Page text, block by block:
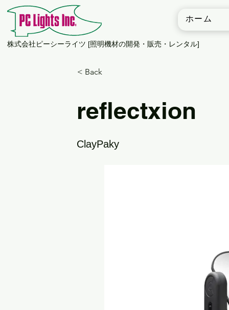
ホーム
​株式会社ピーシーライツ [照明機材の開発・販売・レンタル]
< Back
reflectxion
ClayPaky